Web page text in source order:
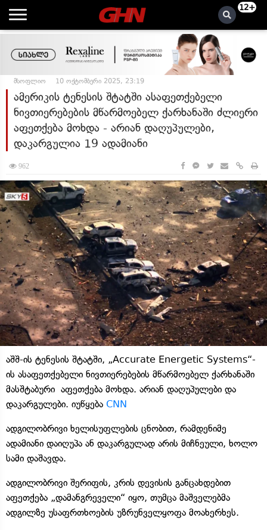
12+
მსოფლიო 10 ოქტომბერი 2025, 23:19
ამერიკის ტენესის შტატში ასაფეთქებელი
ნივთიერებების მწარმოებელ ქარხანაში ძლიერი
აფეთქება მოხდა - არიან დაღუპულები,
დაკარგულია 19 ადამიანი
962
აშშ-ის ტენესის შტატში, „Accurate Energetic Systems“-
ის ასაფეთქებელი ნივთიერებების მწარმოებელ ქარხანაში
მასშტაბური აფეთქება მოხდა. არიან დაღუპულები და
დაკარგულები. იუწყება CNN
ადგილობრივი ხელისუფლების ცნობით, რამდენიმე
ადამიანი დაიღუპა ან დაკარგულად არის მიჩნეული, ხოლო
სამი დაშავდა.
ადგილობრივი შერიფის, კრის დევისის განცახდებით
აფეთქება „დამანგრეველი“ იყო, თუმცა მაშველებმა
ადგილზე უსაფრთხოების უზრუნველყოფა მოახერხეს.